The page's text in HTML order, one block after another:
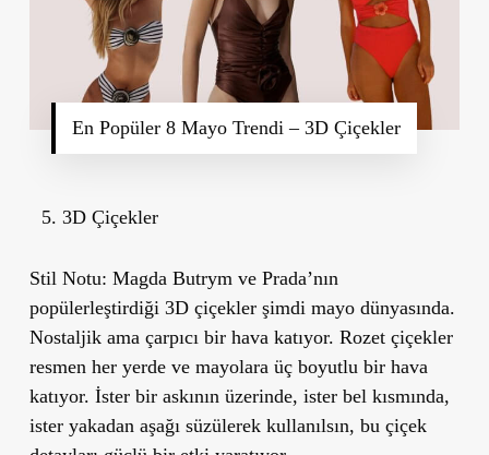
En Popüler 8 Mayo Trendi – 3D Çiçekler
3D Çiçekler
Stil Notu: Magda Butrym ve Prada’nın
popülerleştirdiği 3D çiçekler şimdi mayo dünyasında.
Nostaljik ama çarpıcı bir hava katıyor. Rozet çiçekler
resmen her yerde ve mayolara üç boyutlu bir hava
katıyor. İster bir askının üzerinde, ister bel kısmında,
ister yakadan aşağı süzülerek kullanılsın, bu çiçek